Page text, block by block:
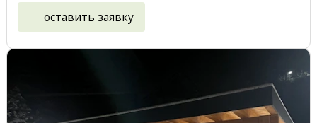
оставить заявку